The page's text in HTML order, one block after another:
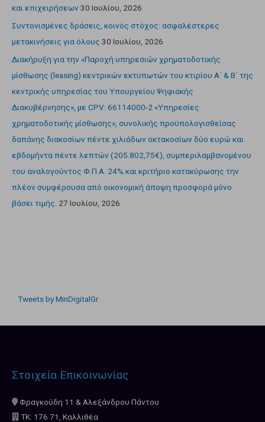
και επιχειρήσεων30 Ιουλίου, 2026
Συντονισμένες δράσεις, κοινός στόχος: ασφαλέστερες
μετακινήσεις για όλους 30 Ιουλίου, 2026
Διακήρυξη για την «Παροχή υπηρεσιών χρηματοδοτικής
μίσθωσης (leasing) κεντρικών εκτυπωτών του κτιρίου Α΄ & Β΄ της
κεντρικής υπηρεσίας του Υπουργείου Ψηφιακής
Διακυβέρνησης», με CPV: 66114000-2 «Υπηρεσίες
χρηματοδοτικής μίσθωσης», συνολικής προϋπολογισθείσας
δαπάνης διακοσίων πέντε χιλιάδων οκτακοσίων δύο ευρώ και
εβδομήντα πέντε λεπτών (205.802,75€), συμπεριλαμβανομένου
του αναλογούντος Φ.Π.Α. 24% και κριτήριο κατακύρωσης την
πλέον συμφέρουσα από οικονομική άποψη προσφορά μόνο
βάσει τιμής. 27 Ιουλίου, 2026
Tweets by MinDigitalGr
Στοιχεία Επικοινωνίας
Φραγκούδη 11 & Αλεξάνδρου Πάντου
ΤΚ: 176 71, Καλλιθέα